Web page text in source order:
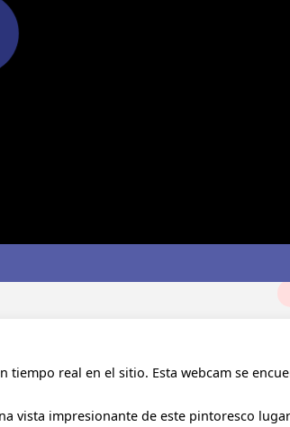
tiempo real en el sitio. Esta webcam se
vista impresionante de este pintoresco